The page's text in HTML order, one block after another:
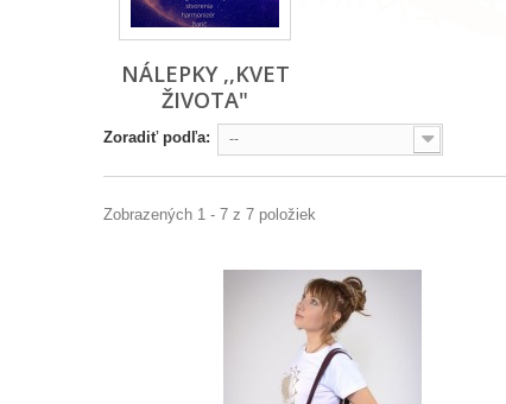
NÁLEPKY ,,KVET
ŽIVOTA"
Zoradiť podľa: --
Zobrazených 1 - 7 z 7 položiek